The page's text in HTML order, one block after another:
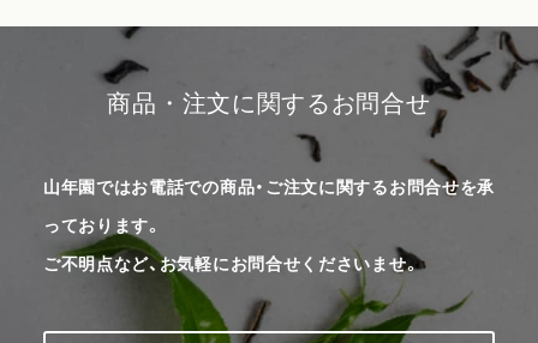
商品・注文に関するお問合せ
山年園ではお電話での商品・ご注文に関するお問合せを承
っております。
ご不明点など、お気軽にお問合せくださいませ。